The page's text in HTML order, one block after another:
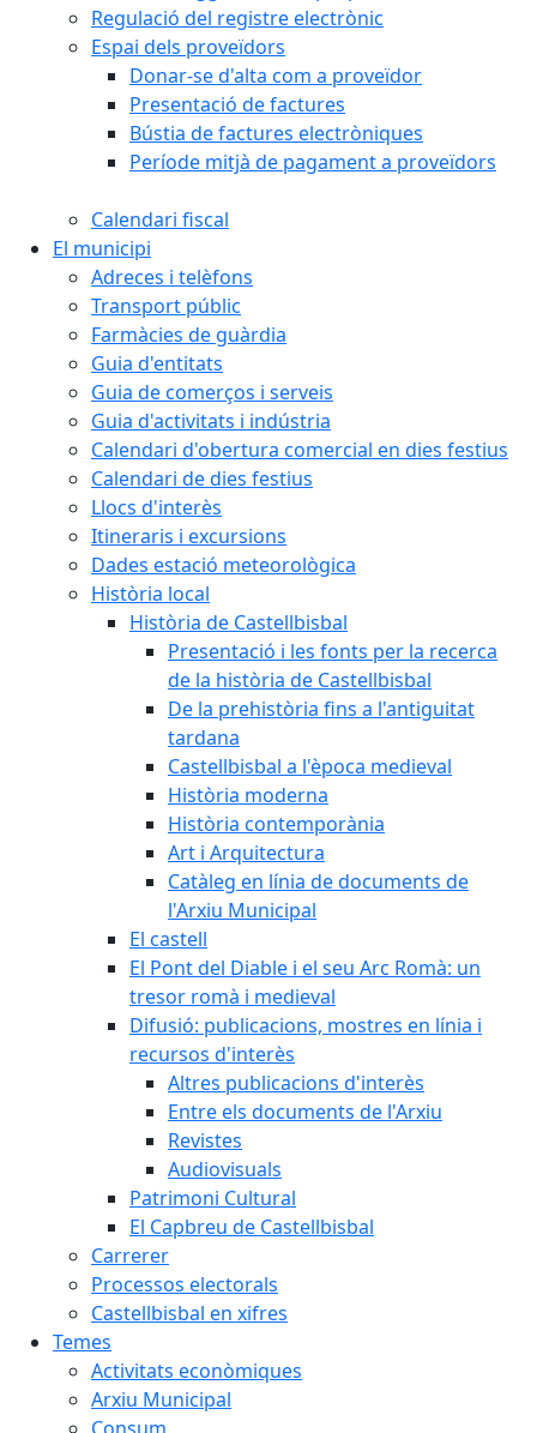
Regulació del registre electrònic
Espai dels proveïdors
Donar-se d'alta com a proveïdor
Presentació de factures
Bústia de factures electròniques
Període mitjà de pagament a proveïdors
Calendari fiscal
El municipi
Adreces i telèfons
Transport públic
Farmàcies de guàrdia
Guia d'entitats
Guia de comerços i serveis
Guia d'activitats i indústria
Calendari d'obertura comercial en dies festius
Calendari de dies festius
Llocs d'interès
Itineraris i excursions
Dades estació meteorològica
Història local
Història de Castellbisbal
Presentació i les fonts per la recerca
de la història de Castellbisbal
De la prehistòria fins a l'antiguitat
tardana
Castellbisbal a l'època medieval
Història moderna
Història contemporània
Art i Arquitectura
Catàleg en línia de documents de
l'Arxiu Municipal
El castell
El Pont del Diable i el seu Arc Romà: un
tresor romà i medieval
Difusió: publicacions, mostres en línia i
recursos d'interès
Altres publicacions d'interès
Entre els documents de l'Arxiu
Revistes
Audiovisuals
Patrimoni Cultural
El Capbreu de Castellbisbal
Carrerer
Processos electorals
Castellbisbal en xifres
Temes
Activitats econòmiques
Arxiu Municipal